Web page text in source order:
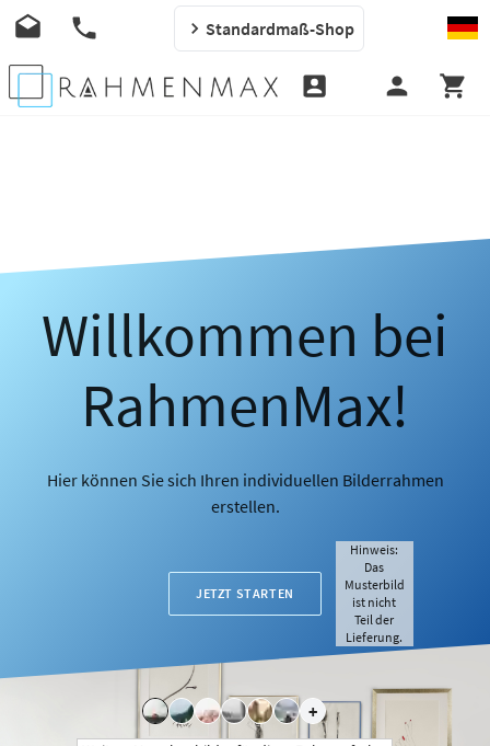
Standardmaß-Shop
Willkommen bei
RahmenMax!
Hier können Sie sich Ihren individuellen Bilderrahmen
erstellen.
JETZT STARTEN
+
Hinweis:
Das
Musterbild
ist nicht
Teil der
Lieferung.